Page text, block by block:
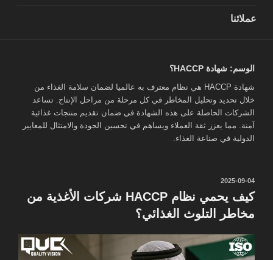
عملائنا
الوسم: شهادة HACCP؟
شهادة HACCP هي نظام معترف به عالميا لضمان سلامة الغذاء من
خلال تحديد وتحليل المخاطر في كل مرحلة من مراحل الإنتاج. تساعد
الشركات الحاصلة على هذه الشهادة في ضمان تقديم منتجات غذائية
آمنة. مما يعزز ثقة العملاء ويساهم في تحسين الجودة والامتثال للمعايير
الدولية في صناعة الغذاء.
نُشر
في
2025-09-04
كيف يحمي نظام HACCP شركات الأغذية من
مخاطر التلوث الغذائي؟